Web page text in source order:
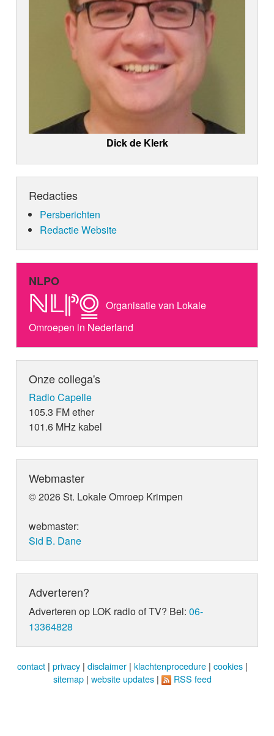
Dick de Klerk
Redacties
Persberichten
Redactie Website
NLPO
Organisatie van Lokale
Omroepen in Nederland
Onze collega's
Radio Capelle
105.3 FM ether
101.6 MHz kabel
Webmaster
© 2026 St. Lokale Omroep Krimpen
webmaster:
Sid B. Dane
Adverteren?
Adverteren op LOK radio of TV? Bel:06-
13364828
contact | privacy | disclaimer | klachtenprocedure | cookies |
sitemap | website updates | RSS feed